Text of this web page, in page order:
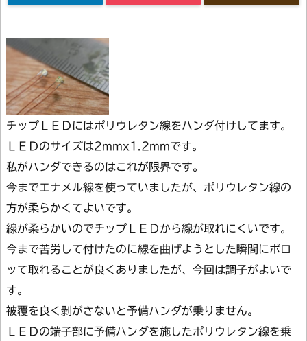
チップＬＥＤにはポリウレタン線をハンダ付けしてます。
ＬＥＤのサイズは2mmx1.2mmです。
私がハンダできるのはこれが限界です。
今までエナメル線を使っていましたが、ポリウレタン線の
方が柔らかくてよいです。
線が柔らかいのでチップＬＥＤから線が取れにくいです。
今まで苦労して付けたのに線を曲げようとした瞬間にボロ
ッて取れることが良くありましたが、今回は調子がよいで
す。
被覆を良く剥がさないと予備ハンダが乗りません。
ＬＥＤの端子部に予備ハンダを施したポリウレタン線を乗